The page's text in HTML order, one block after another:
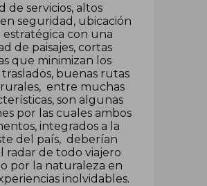
de servicios, altos
seguridad, ubicación
estratégica con una
de paisajes, cortas
que minimizan los
buenas rutas
entre muchas
son algunas
por las cuales ambos
integrados a la
del país, deberían
radar de todo viajero
por la naturaleza en
inolvidables.